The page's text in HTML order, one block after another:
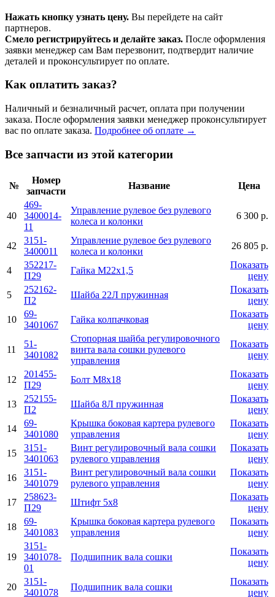
Нажать кнопку узнать цену. Вы перейдете на сайт
партнеров.
Смело регистрируйтесь и делайте заказ. После оформления
заявки менеджер сам Вам перезвонит, подтвердит наличие
деталей и проконсультирует по оплате.
Как оплатить заказ?
Наличный и безналичный расчет, оплата при получении
заказа. После оформления заявки менеджер проконсультирует
вас по оплате заказа. Подробнее об оплате →
Все запчасти из этой категории
№
Номер
запчасти
Название Цена
40
469-
3400014-
11
Управление рулевое без рулевого
колеса и колонки
6 300 р.
42
3151-
3400011
Управление рулевое без рулевого
колеса и колонки
26 805 р.
4
352217-
П29
Гайка М22х1,5
Показать
цену
5
252162-
П2
Шайба 22Л пружинная
Показать
цену
10
69-
3401067
Гайка колпачковая
Показать
цену
11
51-
3401082
Стопорная шайба регулировочного
винта вала сошки рулевого
управления
Показать
цену
12
201455-
П29
Болт М8х18
Показать
цену
13
252155-
П2
Шайба 8Л пружинная
Показать
цену
14
69-
3401080
Крышка боковая картера рулевого
управления
Показать
цену
15
3151-
3401063
Винт регулировочный вала сошки
рулевого управления
Показать
цену
16
3151-
3401079
Винт регулировочный вала сошки
рулевого управления
Показать
цену
17
258623-
П29
Штифт 5х8
Показать
цену
18
69-
3401083
Крышка боковая картера рулевого
управления
Показать
цену
19
3151-
3401078-
01
Подшипник вала сошки
Показать
цену
20
3151-
3401078
Подшипник вала сошки
Показать
цену